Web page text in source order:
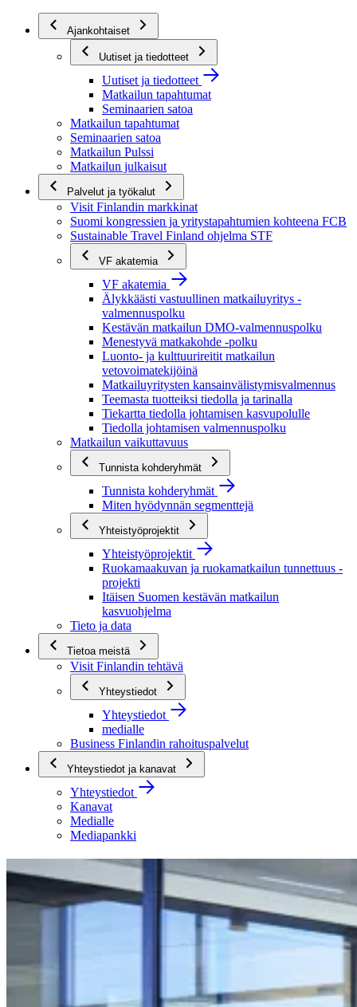
Ajankohtaiset
Uutiset ja tiedotteet
Uutiset ja tiedotteet
Matkailun tapahtumat
Seminaarien satoa
Matkailun tapahtumat
Seminaarien satoa
Matkailun Pulssi
Matkailun julkaisut
Palvelut ja työkalut
Visit Finlandin markkinat
Suomi kongressien ja yritystapahtumien kohteena FCB
Sustainable Travel Finland ohjelma STF
VF akatemia
VF akatemia
Älykkäästi vastuullinen matkailuyritys -
valmennuspolku
Kestävän matkailun DMO-valmennuspolku
Menestyvä matkakohde -polku
Luonto- ja kulttuurireitit matkailun
vetovoimatekijöinä
Matkailuyritysten kansainvälistymisvalmennus
Teemasta tuotteiksi tiedolla ja tarinalla
Tiekartta tiedolla johtamisen kasvupolulle
Tiedolla johtamisen valmennuspolku
Matkailun vaikuttavuus
Tunnista kohderyhmät
Tunnista kohderyhmät
Miten hyödynnän segmenttejä
Yhteistyöprojektit
Yhteistyöprojektit
Ruokamaakuvan ja ruokamatkailun tunnettuus -
projekti
Itäisen Suomen kestävän matkailun
kasvuohjelma
Tieto ja data
Tietoa meistä
Visit Finlandin tehtävä
Yhteystiedot
Yhteystiedot
medialle
Business Finlandin rahoituspalvelut
Yhteystiedot ja kanavat
Yhteystiedot
Kanavat
Medialle
Mediapankki